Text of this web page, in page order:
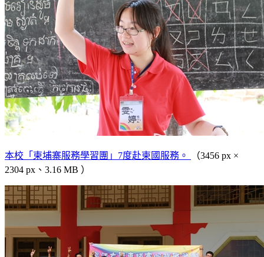
本校「柬埔寨服務學習團」7度赴柬國服務。
（3456 px ×
2304 px、3.16 MB ）